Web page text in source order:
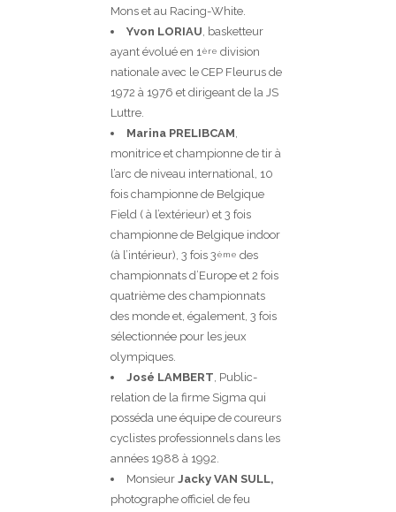
Mons et au Racing-White.
Yvon LORIAU, basketteur
ayant évolué en 1ère division
nationale avec le CEP Fleurus de
1972 à 1976 et dirigeant de la JS
Luttre.
Marina PRELIBCAM,
monitrice et championne de tir à
l’arc de niveau international, 10
fois championne de Belgique
Field ( à l’extérieur) et 3 fois
championne de Belgique indoor
(à l’intérieur), 3 fois 3ème des
championnats d’Europe et 2 fois
quatrième des championnats
des monde et, également, 3 fois
sélectionnée pour les jeux
olympiques.
José LAMBERT, Public-
relation de la firme Sigma qui
posséda une équipe de coureurs
cyclistes professionnels dans les
années 1988 à 1992.
Monsieur Jacky VAN SULL,
photographe officiel de feu